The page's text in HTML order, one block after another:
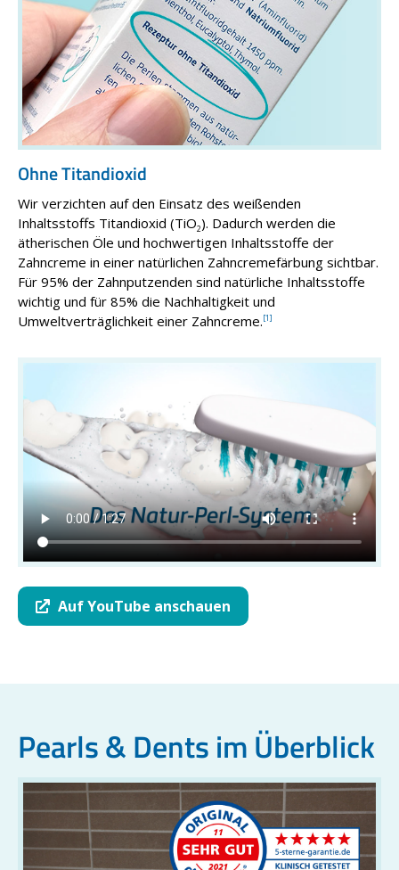
Ohne Titandioxid
Wir verzichten auf den Einsatz des weißenden
Inhaltsstoffs Titandioxid (TiO2). Dadurch werden die
ätherischen Öle und hochwertigen Inhaltsstoffe der
Zahncreme in einer natürlichen Zahncremefärbung sichtbar.
Für 95% der Zahnputzenden sind natürliche Inhaltsstoffe
wichtig und für 85% die Nachhaltigkeit und
Umweltverträglichkeit einer Zahncreme.[1]
Auf YouTube anschauen
Pearls & Dents im Überblick